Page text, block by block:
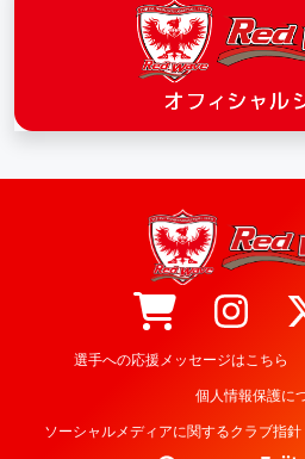
選手への応援メッセージはこちら
個人情報保護に
ソーシャルメディアに関するクラブ指